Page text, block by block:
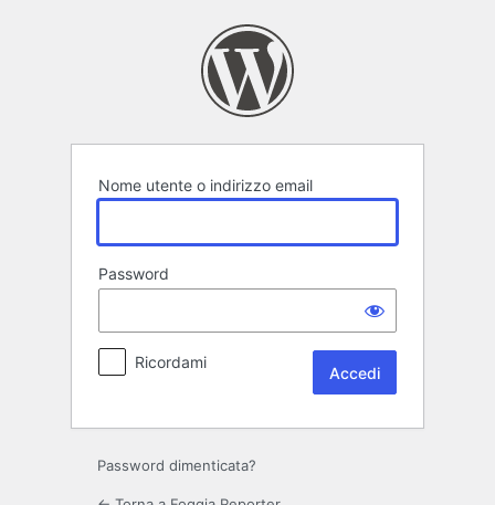
Nome utente o indirizzo email
Password
Ricordami
Password dimenticata?